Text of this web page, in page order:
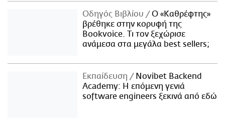
Οδηγός Βιβλίου
Ο «Καθρέφτης»
βρέθηκε στην κορυφή της
Bookvoice. Τι τον ξεχώρισε
ανάμεσα στα μεγάλα best sellers;
Εκπαίδευση
Novibet Backend
Academy: Η επόμενη γενιά
software engineers ξεκινά από εδώ